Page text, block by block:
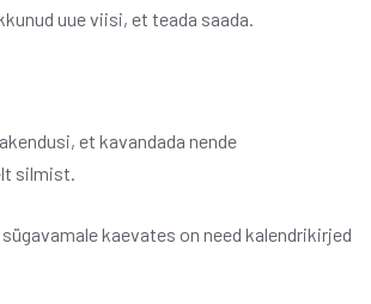
uue viisi, et teada saada.
et kavandada nende
silmist.
kaevates on need kalendrikirjed